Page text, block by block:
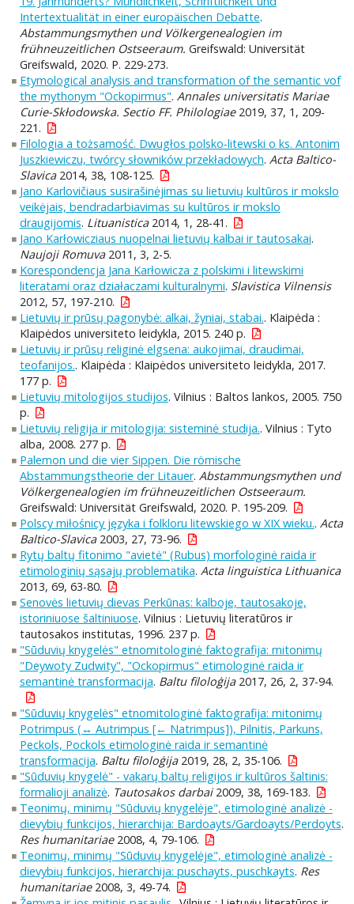
Intertextualität in einer europäischen Debatte.
Abstammungsmythen und Völkergenealogien im
frühneuzeitlichen Ostseeraum. Greifswald: Universität
Greifswald, 2020. P. 229-273.
Etymological analysis and transformation of the semantic vof
the mythonym "Ockopirmus". Annales universitatis Mariae
Curie-Skłodowska. Sectio FF. Philologiae2019, 37, 1, 209-
221.
Filologia a tożsamość. Dwugłos polsko‑litewski o ks. Antonim
Juszkiewiczu, twórcy słowników przekładowych. Acta Baltico-
Slavica2014, 38, 108-125.
Jano Karlovičiaus susirašinėjimas su lietuvių kultūros ir mokslo
veikėjais, bendradarbiavimas su kultūros ir mokslo
draugijomis. Lituanistica2014, 1, 28-41.
Jano Karłowicziaus nuopelnai lietuvių kalbai ir tautosakai.
Naujoji Romuva2011, 3, 2-5.
Korespondencja Jana Karłowicza z polskimi i litewskimi
literatami oraz działaczami kulturalnymi. Slavistica Vilnensis
2012, 57, 197-210.
Lietuvių ir prūsų pagonybė: alkai, žyniai, stabai.. Klaipėda :
Klaipėdos universiteto leidykla, 2015. 240 p.
Lietuvių ir prūsų religinė elgsena: aukojimai, draudimai,
teofanijos.. Klaipėda : Klaipėdos universiteto leidykla, 2017.
177 p.
Lietuvių mitologijos studijos. Vilnius : Baltos lankos, 2005. 750
p.
Lietuvių religija ir mitologija: sisteminė studija.. Vilnius : Tyto
alba, 2008. 277 p.
Palemon und die vier Sippen. Die römische
Abstammungstheorie der Litauer. Abstammungsmythen und
Völkergenealogien im frühneuzeitlichen Ostseeraum.
Greifswald: Universität Greifswald, 2020. P. 195-209.
Polscy miłośnicy języka i folkloru litewskiego w XIX wieku.. Acta
Baltico-Slavica2003, 27, 73-96.
Rytų baltų fitonimo "avietė" (Rubus) morfologinė raida ir
etimologinių sąsajų problematika. Acta linguistica Lithuanica
2013, 69, 63-80.
Senovės lietuvių dievas Perkūnas: kalboje, tautosakoje,
istoriniuose šaltiniuose. Vilnius : Lietuvių literatūros ir
tautosakos institutas, 1996. 237 p.
"Sūduvių knygelės" etnomitologinė faktografija: mitonimų
"Deywoty Zudwity", "Ockopirmus" etimologinė raida ir
semantinė transformacija. Baltu filoloģija2017, 26, 2, 37-94.
"Sūduvių knygelės" etnomitologinė faktografija: mitonimų
Potrimpus (↔ Autrimpus [← Natrimpus]), Pilnitis, Parkuns,
Peckols, Pockols etimologinė raida ir semantinė
transformacija. Baltu filoloģija2019, 28, 2, 35-106.
"Sūduvių knygelė" - vakarų baltų religijos ir kultūros šaltinis:
formalioji analizė. Tautosakos darbai2009, 38, 169-183.
Teonimų, minimų "Sūduvių knygelėje", etimologinė analizė -
dievybių funkcijos, hierarchija: Bardoayts/Gardoayts/Perdoyts.
Res humanitariae2008, 4, 79-106.
Teonimų, minimų "Sūduvių knygelėje", etimologinė analizė -
dievybių funkcijos, hierarchija: puschayts, puschkayts. Res
humanitariae2008, 3, 49-74.